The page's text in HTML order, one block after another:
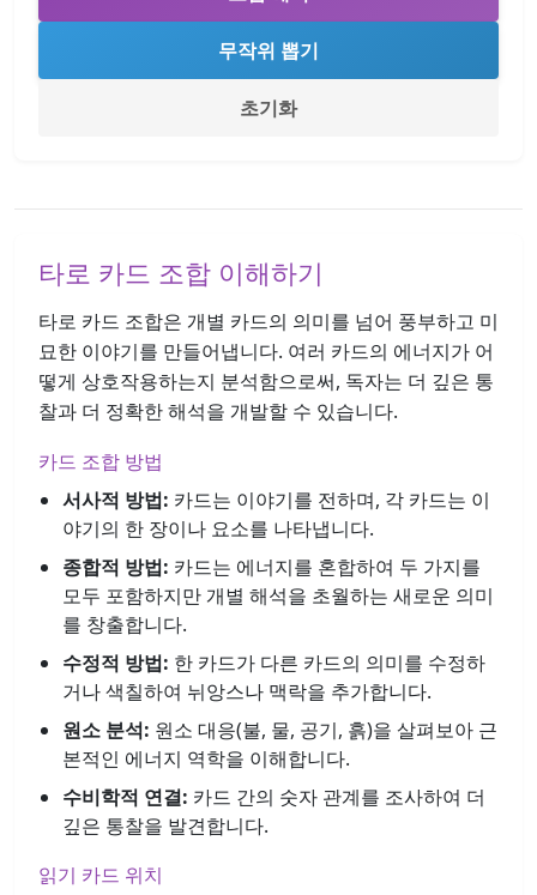
무작위 뽑기
초기화
타로 카드 조합 이해하기
타로 카드 조합은 개별 카드의 의미를 넘어 풍부하고 미
묘한 이야기를 만들어냅니다. 여러 카드의 에너지가 어
떻게 상호작용하는지 분석함으로써, 독자는 더 깊은 통
찰과 더 정확한 해석을 개발할 수 있습니다.
카드 조합 방법
서사적 방법: 카드는 이야기를 전하며, 각 카드는 이
야기의 한 장이나 요소를 나타냅니다.
종합적 방법: 카드는 에너지를 혼합하여 두 가지를
모두 포함하지만 개별 해석을 초월하는 새로운 의미
를 창출합니다.
수정적 방법: 한 카드가 다른 카드의 의미를 수정하
거나 색칠하여 뉘앙스나 맥락을 추가합니다.
원소 분석: 원소 대응(불, 물, 공기, 흙)을 살펴보아 근
본적인 에너지 역학을 이해합니다.
수비학적 연결: 카드 간의 숫자 관계를 조사하여 더
깊은 통찰을 발견합니다.
읽기 카드 위치